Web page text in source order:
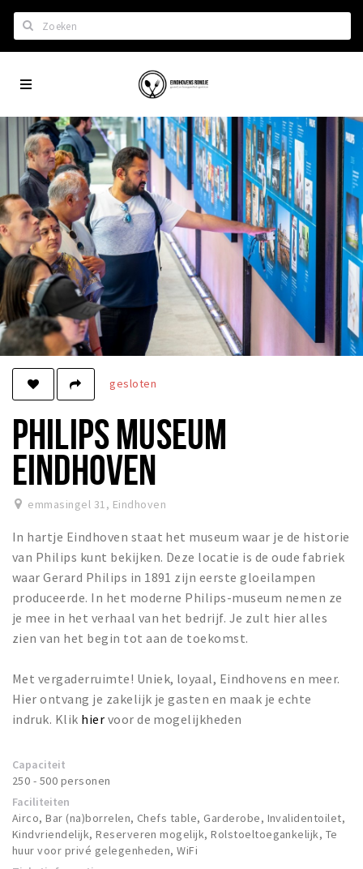
Home
Het laatste nieuws in Eindhoven
Lijstjes met Eindhoven tips
Roddels...
Restaurants en meer
Agenda
Hotels
Eindhovense Rondjes
Te koop en te huur
Winkels
Aanbiedingen
Ook reclame maken?
Over Eindhovens Rondje
Inloggen
City
gesloten
PHILIPS MUSEUM
EINDHOVEN
emmasingel 31, Eindhoven
In hartje Eindhoven staat het museum waar je de historie
van Philips kunt bekijken. Deze locatie is de oude fabriek
waar Gerard Philips in 1891 zijn eerste gloeilampen
produceerde. In het moderne Philips-museum nemen ze
je mee in het verhaal van het bedrijf. Je zult hier alles
zien van het begin tot aan de toekomst.
Met vergaderruimte! Uniek, loyaal, Eindhovens en meer.
Hier ontvang je zakelijk je gasten en maak je echte
indruk. Klik hier voor de mogelijkheden
Capaciteit
250 - 500 personen
Faciliteiten
Airco, Bar (na)borrelen, Chefs table, Garderobe, Invalidentoilet,
Kindvriendelijk, Reserveren mogelijk, Rolstoeltoegankelijk, Te
huur voor privé gelegenheden, WiFi